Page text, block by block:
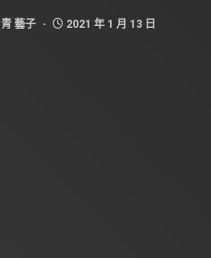
青 藝子 2021 年 1 月 13 日